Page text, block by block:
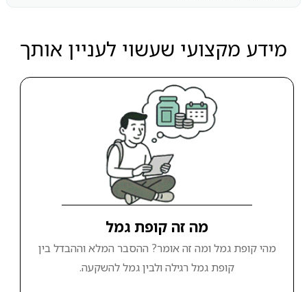
מידע מקצועי שעשוי לעניין אותך
מה זה קופת גמל
מהי קופת גמל ומה זה אומר? ההסבר המלא וההבדל בין
קופת גמל רגילה ולבין גמל להשקעה.